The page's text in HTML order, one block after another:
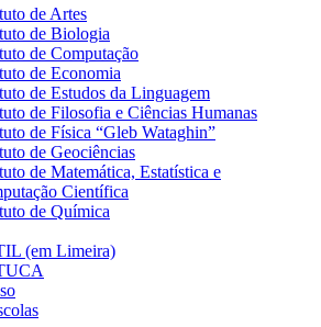
de Artes
de Biologia
de Computação
de Economia
de Estudos da Linguagem
de Filosofia e Ciências Humanas
de Física “Gleb Wataghin”
de Geociências
de Matemática, Estatística e
Científica
de Química
(em Limeira)